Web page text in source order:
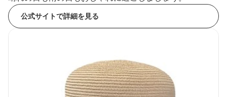
公式サイトで詳細を見る